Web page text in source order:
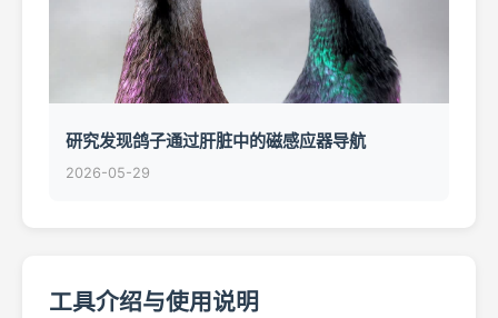
研究发现鸽子通过肝脏中的磁感应器导航
2026-05-29
工具介绍与使用说明